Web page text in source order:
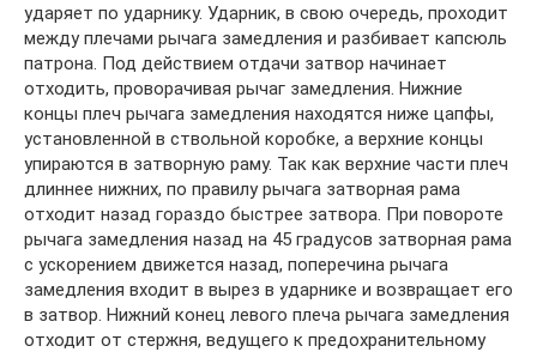
ударяет по ударнику. Ударник, в свою очередь, проходит
между плечами рычага замедления и разбивает капсюль
патрона. Под действием отдачи затвор начинает
отходить, проворачивая рычаг замедления. Нижние
концы плеч рычага замедления находятся ниже цапфы,
установленной в ствольной коробке, а верхние концы
упираются в затворную раму. Так как верхние части плеч
длиннее нижних, по правилу рычага затворная рама
отходит назад гораздо быстрее затвора. При повороте
рычага замедления назад на 45 градусов затворная рама
с ускорением движется назад, поперечина рычага
замедления входит в вырез в ударнике и возвращает его
в затвор. Нижний конец левого плеча рычага замедления
отходит от стержня, ведущего к предохранительному